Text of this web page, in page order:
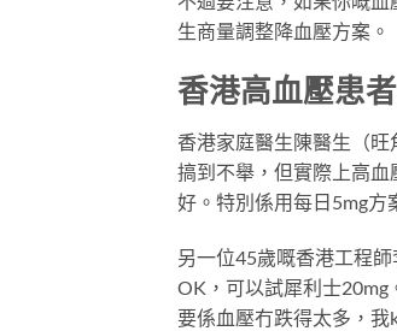
生商量調整降血壓方案。
香港高血壓患
香港家庭醫生陳醫生（
搞到不舉，但實際上高
好。特別係用每日5mg方
另一位45歲嘅香港工程
OK，可以試犀利士
要係血壓冇跌得太多，我